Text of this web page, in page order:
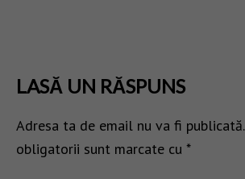
LASĂ UN RĂSPUNS
Adresa ta de email nu va fi publicată.
obligatorii sunt marcate cu *